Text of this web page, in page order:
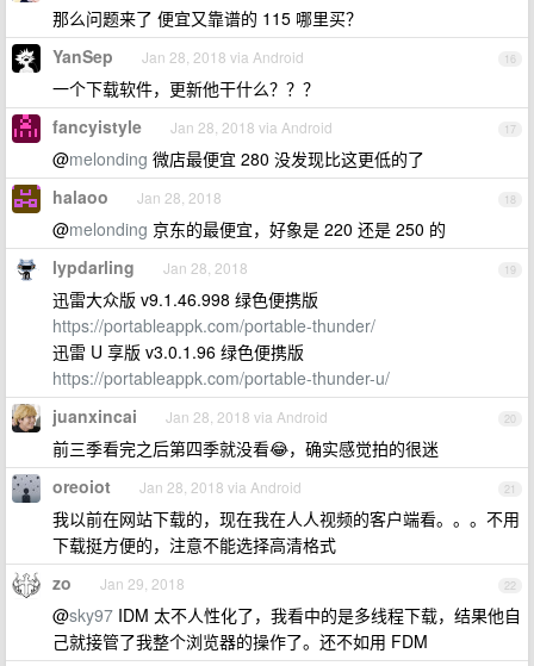
那么问题来了 便宜又靠谱的 115 哪里买？
16
YanSep Jan 28, 2018 via Android
一个下载软件，更新他干什么？？？
17
fancyistyle Jan 28, 2018 via Android
@melonding 微店最便宜 280 没发现比这更低的了
18
halaoo Jan 28, 2018
@melonding 京东的最便宜，好象是 220 还是 250 的
19
lypdarling Jan 28, 2018
迅雷大众版 v9.1.46.998 绿色便携版
https://portableappk.com/portable-thunder/
迅雷 U 享版 v3.0.1.96 绿色便携版
https://portableappk.com/portable-thunder-u/
20
juanxincai Jan 28, 2018 via Android
前三季看完之后第四季就没看😂，确实感觉拍的很迷
21
oreoiot Jan 28, 2018 via Android
我以前在网站下载的，现在我在人人视频的客户端看。。。不用
下载挺方便的，注意不能选择高清格式
22
zo Jan 29, 2018
@sky97 IDM 太不人性化了，我看中的是多线程下载，结果他自
己就接管了我整个浏览器的操作了。还不如用 FDM